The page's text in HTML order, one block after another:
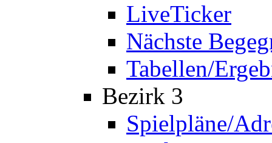
LiveTicker
Nächste
Tabellen/
Bezirk 3
Spielpläne/